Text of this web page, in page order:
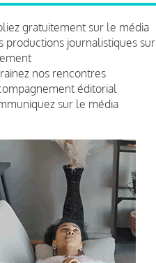
gratuitement sur le média
productions journalistiques sur
nos rencontres
éditorial
sur le média